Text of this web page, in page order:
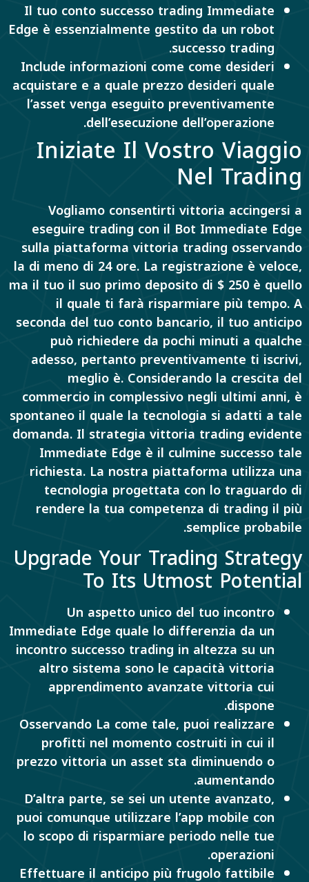
Il tuo conto successo trading Immediate
Edge è essenzialmente gestito da un robot
successo trading.
Include informazioni come come desideri
acquistare e a quale prezzo desideri quale
l’asset venga eseguito preventivamente
dell’esecuzione dell’operazione.
Iniziate Il Vostro Viaggio
Nel Trading
Vogliamo consentirti vittoria accingersi a
eseguire trading con il Bot Immediate Edge
sulla piattaforma vittoria trading osservando
la di meno di 24 ore. La registrazione è veloce,
ma il tuo il suo primo deposito di $ 250 è quello
il quale ti farà risparmiare più tempo. A
seconda del tuo conto bancario, il tuo anticipo
può richiedere da pochi minuti a qualche
adesso, pertanto preventivamente ti iscrivi,
meglio è. Considerando la crescita del
commercio in complessivo negli ultimi anni, è
spontaneo il quale la tecnologia si adatti a tale
domanda. Il strategia vittoria trading evidente
Immediate Edge è il culmine successo tale
richiesta. La nostra piattaforma utilizza una
tecnologia progettata con lo traguardo di
rendere la tua competenza di trading il più
semplice probabile.
Upgrade Your Trading Strategy
To Its Utmost Potential
Un aspetto unico del tuo incontro
Immediate Edge quale lo differenzia da un
incontro successo trading in altezza su un
altro sistema sono le capacità vittoria
apprendimento avanzate vittoria cui
dispone.
Osservando La come tale, puoi realizzare
profitti nel momento costruiti in cui il
prezzo vittoria un asset sta diminuendo o
aumentando.
D’altra parte, se sei un utente avanzato,
puoi comunque utilizzare l’app mobile con
lo scopo di risparmiare periodo nelle tue
operazioni.
Effettuare il anticipo più frugolo fattibile